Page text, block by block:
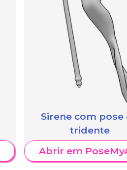
Sirene com pose
tridente
Abrir em